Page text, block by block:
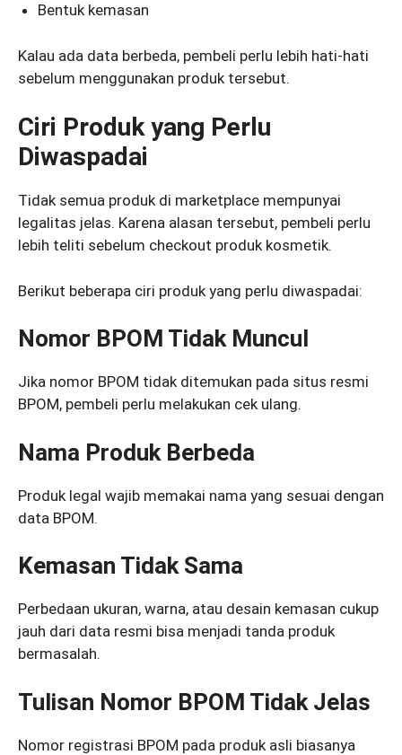
Bentuk kemasan
Kalau ada data berbeda, pembeli perlu lebih hati-hati
sebelum menggunakan produk tersebut.
Ciri Produk yang Perlu
Diwaspadai
Tidak semua produk di marketplace mempunyai
legalitas jelas. Karena alasan tersebut, pembeli perlu
lebih teliti sebelum checkout produk kosmetik.
Berikut beberapa ciri produk yang perlu diwaspadai:
Nomor BPOM Tidak Muncul
Jika nomor BPOM tidak ditemukan pada situs resmi
BPOM, pembeli perlu melakukan cek ulang.
Nama Produk Berbeda
Produk legal wajib memakai nama yang sesuai dengan
data BPOM.
Kemasan Tidak Sama
Perbedaan ukuran, warna, atau desain kemasan cukup
jauh dari data resmi bisa menjadi tanda produk
bermasalah.
Tulisan Nomor BPOM Tidak Jelas
Nomor registrasi BPOM pada produk asli biasanya